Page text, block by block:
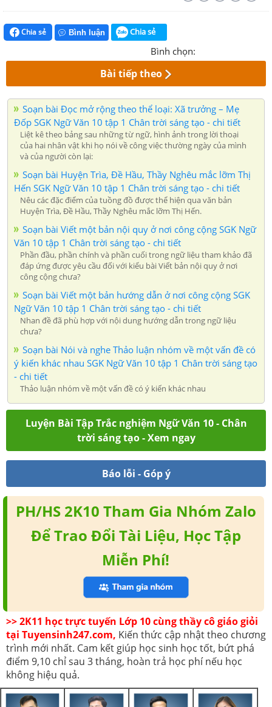
Chia sẻ Bình luận Chia sẻ
Bình chọn:
Bài tiếp theo
Soạn bài Đọc mở rộng theo thể loại: Xã trưởng – Mẹ
Đốp SGK Ngữ Văn 10 tập 1 Chân trời sáng tạo - chi tiết
Liệt kê theo bảng sau những từ ngữ, hình ảnh trong lời thoại
của hai nhân vật khi họ nói về công việc thường ngày của mình
và của người còn lại:
Soạn bài Huyện Trìa, Đề Hầu, Thầy Nghêu mắc lỡm Thị
Hến SGK Ngữ Văn 10 tập 1 Chân trời sáng tạo - chi tiết
Nêu các đặc điểm của tuồng đồ được thể hiện qua văn bản
Huyện Trìa, Đề Hầu, Thầy Nghêu mắc lỡm Thị Hến.
Soạn bài Viết một bản nội quy ở nơi công cộng SGK Ngữ
Văn 10 tập 1 Chân trời sáng tạo - chi tiết
Phần đầu, phần chính và phần cuối trong ngữ liệu tham khảo đã
đáp ứng được yêu cầu đối với kiểu bài Viết bản nội quy ở nơi
công cộng chưa?
Soạn bài Viết một bản hướng dẫn ở nơi công cộng SGK
Ngữ Văn 10 tập 1 Chân trời sáng tạo - chi tiết
Nhan đề đã phù hợp với nội dung hướng dẫn trong ngữ liệu
chưa?
Soạn bài Nói và nghe Thảo luận nhóm về một vấn đề có
ý kiến khác nhau SGK Ngữ Văn 10 tập 1 Chân trời sáng tạo
- chi tiết
Thảo luận nhóm về một vấn đề có ý kiến khác nhau
Luyện Bài Tập Trắc nghiệm Ngữ Văn 10 - Chân
trời sáng tạo - Xem ngay
Báo lỗi - Góp ý
PH/HS 2K10 Tham Gia Nhóm Zalo
Để Trao Đổi Tài Liệu, Học Tập
Miễn Phí!
>> 2K11 học trực tuyến Lớp 10 cùng thầy cô giáo giỏi
tại Tuyensinh247.com, Kiến thức cập nhật theo chương
trình mới nhất. Cam kết giúp học sinh học tốt, bứt phá
điểm 9,10 chỉ sau 3 tháng, hoàn trả học phí nếu học
không hiệu quả.